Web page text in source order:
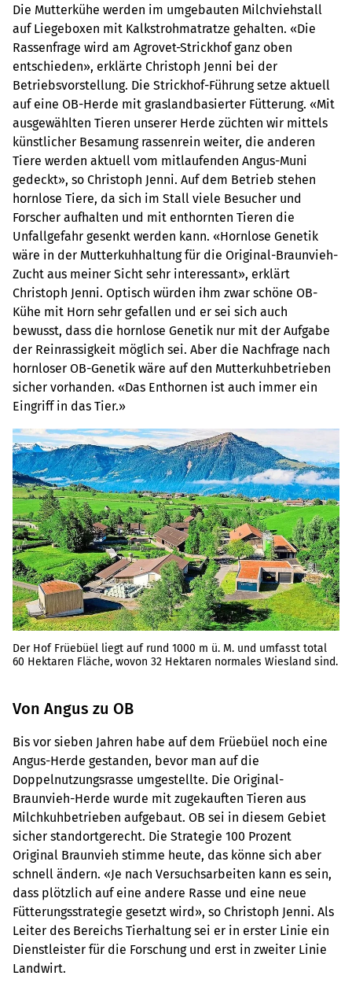
Die Mutterkühe werden im umgebauten Milchviehstall
auf Liegeboxen mit Kalkstrohmatratze gehalten. «Die
Rassenfrage wird am Agrovet-Strickhof ganz oben
entschieden», erklärte Christoph Jenni bei der
Betriebsvorstellung. Die Strickhof-Führung setze aktuell
auf eine OB-Herde mit graslandbasierter Fütterung. «Mit
ausgewählten Tieren unserer Herde züchten wir mittels
künstlicher Besamung rassenrein weiter, die anderen
Tiere werden aktuell vom mitlaufenden Angus-Muni
gedeckt», so Christoph Jenni. Auf dem Betrieb stehen
hornlose Tiere, da sich im Stall viele Besucher und
Forscher aufhalten und mit enthornten Tieren die
Unfallgefahr gesenkt werden kann. «Hornlose Genetik
wäre in der Mutterkuhhaltung für die Original-Braunvieh-
Zucht aus meiner Sicht sehr interessant», erklärt
Christoph Jenni. Optisch würden ihm zwar schöne OB-
Kühe mit Horn sehr gefallen und er sei sich auch
bewusst, dass die hornlose Genetik nur mit der Aufgabe
der Reinrassigkeit möglich sei. Aber die Nachfrage nach
hornloser OB-Genetik wäre auf den Mutterkuhbetrieben
sicher vorhanden. «Das Enthornen ist auch immer ein
Eingriff in das Tier.»
Der Hof Früebüel liegt auf rund 1000 m ü. M. und umfasst total
60 Hektaren Fläche, wovon 32 Hektaren normales Wiesland sind.
Von Angus zu OB
Bis vor sieben Jahren habe auf dem Früebüel noch eine
Angus-Herde gestanden, bevor man auf die
Doppelnutzungsrasse umgestellte. Die Original-
Braunvieh-Herde wurde mit zugekauften Tieren aus
Milchkuhbetrieben aufgebaut. OB sei in diesem Gebiet
sicher standortgerecht. Die Strategie 100 Prozent
Original Braunvieh stimme heute, das könne sich aber
schnell ändern. «Je nach Versuchsarbeiten kann es sein,
dass plötzlich auf eine andere Rasse und eine neue
Fütterungsstrategie gesetzt wird», so Christoph Jenni. Als
Leiter des Bereichs Tierhaltung sei er in erster Linie ein
Dienstleister für die Forschung und erst in zweiter Linie
Landwirt.